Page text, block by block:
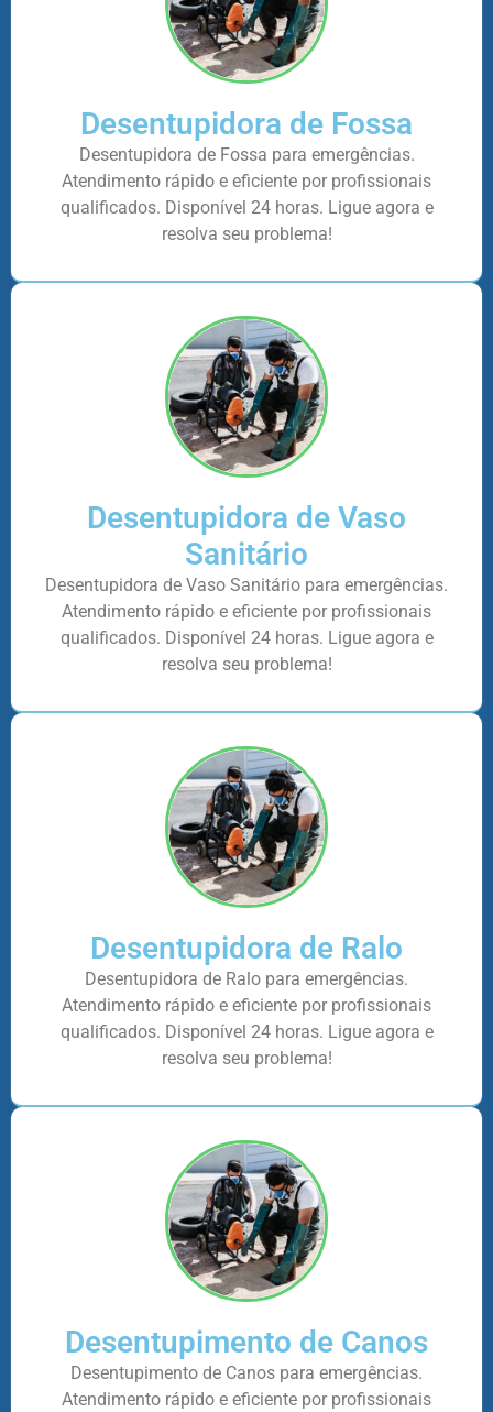
Desentupidora de Fossa
Desentupidora de Fossa para emergências.
Atendimento rápido e eficiente por profissionais
qualificados. Disponível 24 horas. Ligue agora e
resolva seu problema!
Desentupidora de Vaso
Sanitário
Desentupidora de Vaso Sanitário para emergências.
Atendimento rápido e eficiente por profissionais
qualificados. Disponível 24 horas. Ligue agora e
resolva seu problema!
Desentupidora de Ralo
Desentupidora de Ralo para emergências.
Atendimento rápido e eficiente por profissionais
qualificados. Disponível 24 horas. Ligue agora e
resolva seu problema!
Desentupimento de Canos
Desentupimento de Canos para emergências.
Atendimento rápido e eficiente por profissionais